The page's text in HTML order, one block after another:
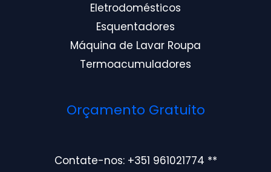
Eletrodomésticos
Esquentadores
Máquina de Lavar Roupa
Termoacumuladores
Orçamento Gratuito
Contate-nos: +351 961021774 **